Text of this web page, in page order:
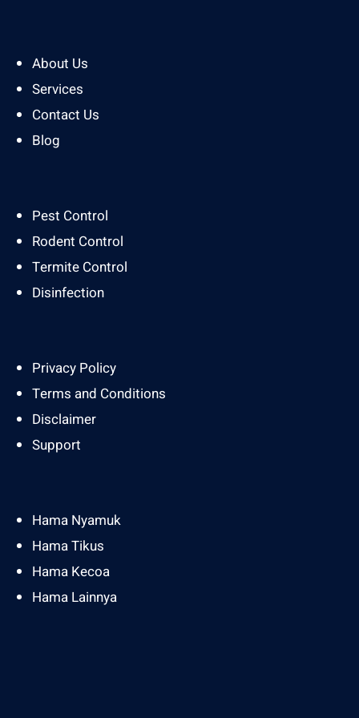
About Us
Services
Contact Us
Blog
Pest Control
Rodent Control
Termite Control
Disinfection
Privacy Policy
Terms and Conditions
Disclaimer
Support
Hama Nyamuk
Hama Tikus
Hama Kecoa
Hama Lainnya